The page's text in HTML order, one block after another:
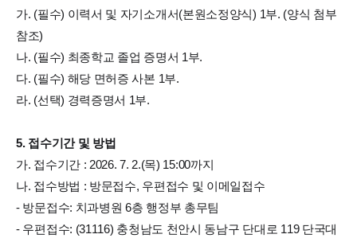
가. (필수) 이력서 및 자기소개서(본원소정양식) 1부. (양식 첨부
참조)
나. (필수) 최종학교 졸업 증명서 1부.
다. (필수) 해당 면허증 사본 1부.
라. (선택) 경력증명서 1부.
5. 접수기간 및 방법
가. 접수기간 : 2026. 7. 2.(목) 15:00까지
나. 접수방법 : 방문접수, 우편접수 및 이메일접수
- 방문접수: 치과병원 6층 행정부 총무팀
- 우편접수: (31116) 충청남도 천안시 동남구 단대로 119 단국대